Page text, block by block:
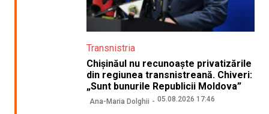
Transnistria
Chișinăul nu recunoaște privatizările
din regiunea transnistreană. Chiveri:
„Sunt bunurile Republicii Moldova”
Ana-Maria Dolghii 05.08.2026 17:46